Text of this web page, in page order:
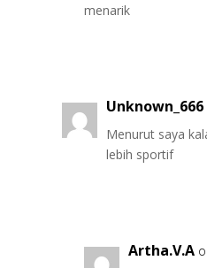
menarik
Unknown_666
Menurut saya
lebih sportif
Artha.V.A